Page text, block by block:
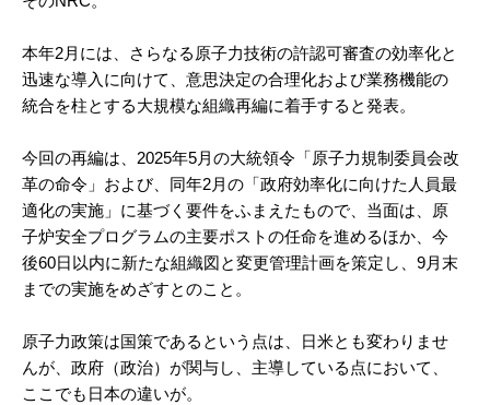
本年2月には、さらなる原子力技術の許認可審査の効率化と
迅速な導入に向けて、意思決定の合理化および業務機能の
統合を柱とする大規模な組織再編に着手すると発表。
今回の再編は、2025年5月の大統領令「原子力規制委員会改
革の命令」および、同年2月の「政府効率化に向けた人員最
適化の実施」に基づく要件をふまえたもので、当面は、原
子炉安全プログラムの主要ポストの任命を進めるほか、今
後60日以内に新たな組織図と変更管理計画を策定し、9月末
までの実施をめざすとのこと。
原子力政策は国策であるという点は、日米とも変わりませ
んが、政府（政治）が関与し、主導している点において、
ここでも日本の違いが。